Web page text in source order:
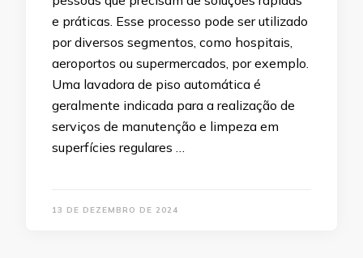
e práticas. Esse processo pode ser utilizado
por diversos segmentos, como hospitais,
aeroportos ou supermercados, por exemplo.
Uma lavadora de piso automática é
geralmente indicada para a realização de
serviços de manutenção e limpeza em
superfícies regulares …
13 DE DEZEMBRO DE 2024